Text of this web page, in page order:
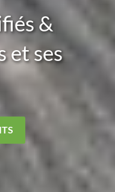
&
et ses